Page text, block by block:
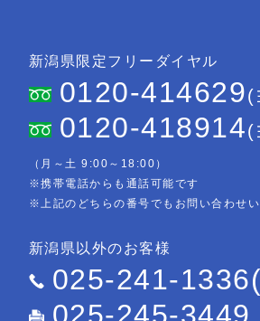
新潟県限定フリーダイヤル
0120-414629(
0120-418914(
（月～土 9:00～18:00）
※携帯電話からも通話可能です
※上記のどちらの番号でもお問い合わせ
新潟県以外のお客様
025-241-